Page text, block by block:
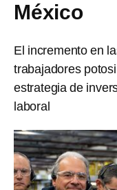
México
El incremento en
trabajadores
estrategia de
laboral